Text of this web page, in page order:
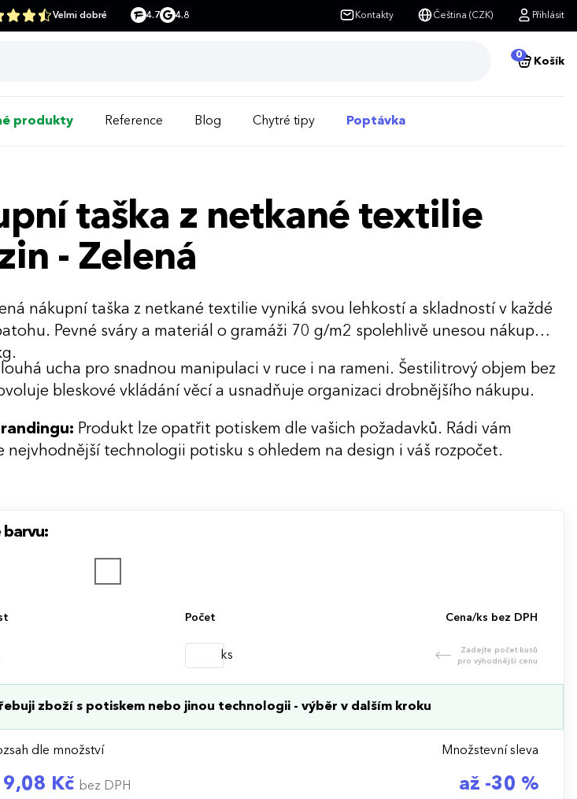
Velmi dobré 4.7 4.8 Kontakty Čeština (CZK) Přihlásit
0
Košík
produkty Reference Blog Chytré tipy Poptávka
taška z netkané textilie
- Zelená
nákupní taška z netkané textilie vyniká svou lehkostí a skladností v každé
Pevné sváry a materiál o gramáži 70 g/m2 spolehlivě unesou nákup
ucha pro snadnou manipulaci v ruce i na rameni. Šestilitrový objem bez
bleskové vkládání věcí a usnadňuje organizaci drobnějšího nákupu.
Produkt lze opatřit potiskem dle vašich požadavků. Rádi vám
nejvhodnější technologii potisku s ohledem na design i váš rozpočet.
barvu:
Počet Cena/ks bez DPH
ks
Zadejte počet kusů
pro výhodnější cenu
zboží s potiskem nebo jinou technologii - výběr v dalším kroku
dle množství
Kč bez DPH
Množstevní sleva
až -30 %